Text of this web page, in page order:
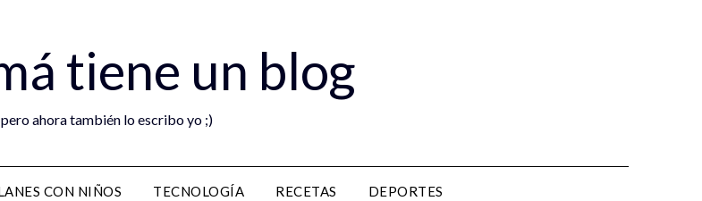
tiene un blog
ahora también lo escribo yo ;)
CON NIÑOS TECNOLOGÍA RECETAS DEPORTES